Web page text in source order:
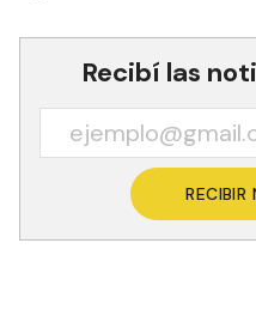
Recibí las
RECIBIR